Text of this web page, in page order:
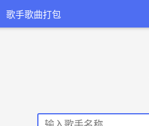
歌手歌曲打包